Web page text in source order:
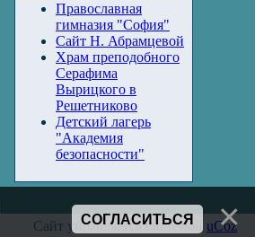
Православная
гимназия "София"
Сайт Н. Абрамцевой
Храм преподобного
Серафима
Вырицкого в
Решетниково
Детский лагерь
"Академия
безопасности"
Сайт управляется системой uCoz
СОГЛАСИТЬСЯ